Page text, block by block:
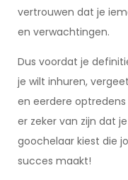
vertrouwen dat je
en verwachtingen.
Dus voordat je
je wilt inhuren,
en eerdere
er zeker van zijn dat
goochelaar kiest die
succes maakt!